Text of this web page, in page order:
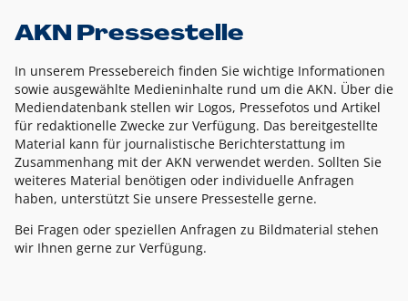
AKN Pressestelle
In unserem Pressebereich finden Sie wichtige Informationen
sowie ausgewählte Medieninhalte rund um die AKN. Über die
Mediendatenbank stellen wir Logos, Pressefotos und Artikel
für redaktionelle Zwecke zur Verfügung. Das bereitgestellte
Material kann für journalistische Berichterstattung im
Zusammenhang mit der AKN verwendet werden. Sollten Sie
weiteres Material benötigen oder individuelle Anfragen
haben, unterstützt Sie unsere Pressestelle gerne.
Bei Fragen oder speziellen Anfragen zu Bildmaterial stehen
wir Ihnen gerne zur Verfügung.